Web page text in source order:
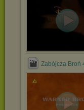
Zabójcza Broń